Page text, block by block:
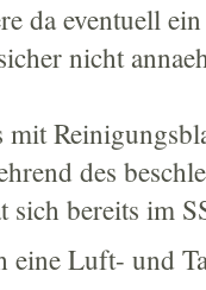
da eventuell
nicht
mit
des
sich bereits im
eine Luft- und